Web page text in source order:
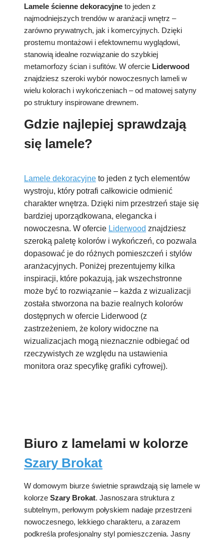
Lamele ścienne dekoracyjne to jeden z
najmodniejszych trendów w aranżacji wnętrz –
zarówno prywatnych, jak i komercyjnych. Dzięki
prostemu montażowi i efektownemu wyglądowi,
stanowią idealne rozwiązanie do szybkiej
metamorfozy ścian i sufitów. W ofercie Liderwood
znajdziesz szeroki wybór nowoczesnych lameli w
wielu kolorach i wykończeniach – od matowej satyny
po struktury inspirowane drewnem.
Gdzie najlepiej sprawdzają
się lamele?
Lamele dekoracyjne to jeden z tych elementów
wystroju, który potrafi całkowicie odmienić
charakter wnętrza. Dzięki nim przestrzeń staje się
bardziej uporządkowana, elegancka i
nowoczesna. W ofercie Liderwood znajdziesz
szeroką paletę kolorów i wykończeń, co pozwala
dopasować je do różnych pomieszczeń i stylów
aranżacyjnych. Poniżej prezentujemy kilka
inspiracji, które pokazują, jak wszechstronne
może być to rozwiązanie – każda z wizualizacji
została stworzona na bazie realnych kolorów
dostępnych w ofercie Liderwood (z
zastrzeżeniem, że kolory widoczne na
wizualizacjach mogą nieznacznie odbiegać od
rzeczywistych ze względu na ustawienia
monitora oraz specyfikę grafiki cyfrowej).
Biuro z lamelami w kolorze
Szary Brokat
W domowym biurze świetnie sprawdzają się lamele w
kolorze Szary Brokat. Jasnoszara struktura z
subtelnym, perłowym połyskiem nadaje przestrzeni
nowoczesnego, lekkiego charakteru, a zarazem
podkreśla profesjonalny styl pomieszczenia. Jasny